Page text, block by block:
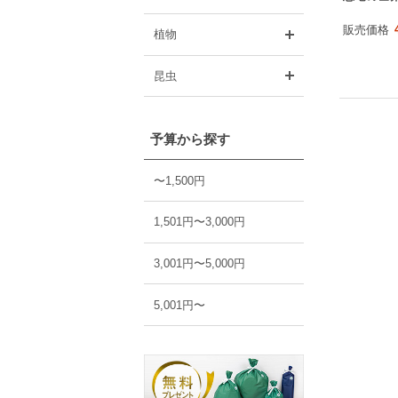
植物
昆虫
予算から探す
〜1,500円
1,501円〜3,000円
3,001円〜5,000円
5,001円〜
販売価格